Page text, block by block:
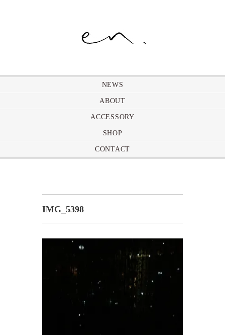
NEWS
ABOUT
ACCESSORY
SHOP
CONTACT
IMG_5398